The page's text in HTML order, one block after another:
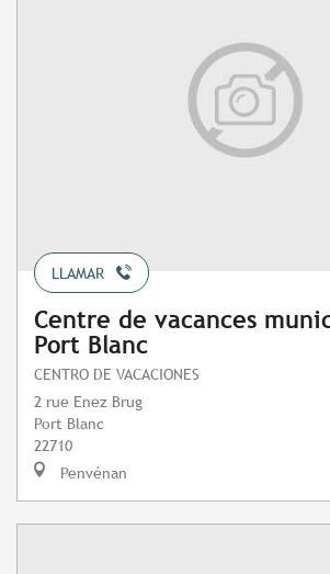
LLAMAR
Centre de vacances
Port Blanc
CENTRO DE VACACIONES
2 rue Enez Brug
Port Blanc
22710
Penvénan